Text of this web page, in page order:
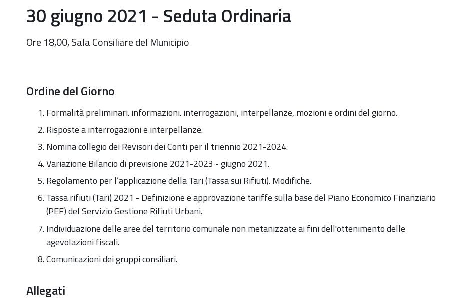
30 giugno 2021 - Seduta Ordinaria
Ore 18,00, Sala Consiliare del Municipio
Ordine del Giorno
Formalità preliminari. informazioni. interrogazioni, interpellanze, mozioni e ordini del giorno.
Risposte a interrogazioni e interpellanze.
Nomina collegio dei Revisori dei Conti per il triennio 2021-2024.
Variazione Bilancio di previsione 2021-2023 - giugno 2021.
Regolamento per l’applicazione della Tari (Tassa sui Rifiuti). Modifiche.
Tassa rifiuti (Tari) 2021 - Definizione e approvazione tariffe sulla base del Piano Economico Finanziario
(PEF) del Servizio Gestione Rifiuti Urbani.
Individuazione delle aree del territorio comunale non metanizzate ai fini dell'ottenimento delle
agevolazioni fiscali.
Comunicazioni dei gruppi consiliari.
Allegati